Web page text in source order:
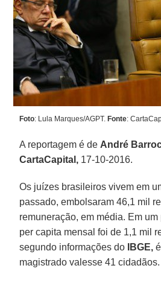
Foto: Lula Marques/AGPT.Fonte:
A reportagem é de André
CartaCapital, 17-10-2016.
Os juízes brasileiros vivem em
passado, embolsaram 46,1 mil
remuneração, em média. Em
per capita mensal foi de 1,1 mil
segundo informações do
IBGE,
magistrado valesse 41 cidadãos.